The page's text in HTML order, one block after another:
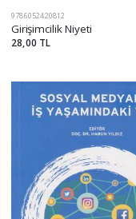
9786052420812
Girişimcilik Niyeti
28,00 TL